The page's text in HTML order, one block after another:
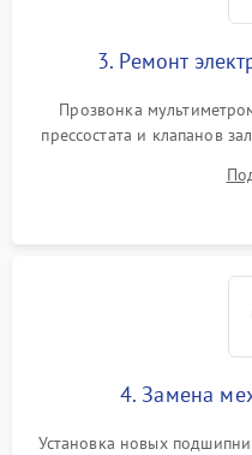
3. Ремонт
Прозвонка
прессостата и клапанов
Восстановление
4. Замена
Установка новых